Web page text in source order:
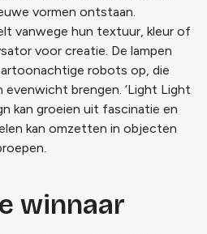
vormen ontstaan.
vanwege hun textuur, kleur of
voor creatie. De lampen
robots op, die
brengen. ‘Light Light
kan groeien uit fascinatie en
kan omzetten in objecten
winnaar